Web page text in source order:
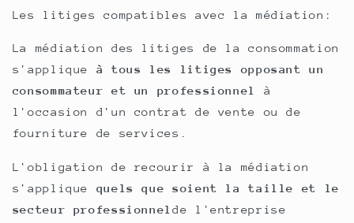
Les litiges compatibles avec la médiation:
La médiation des litiges de la consommation
s'applique à tous les litiges opposant un
consommateur et un professionnel
à
l'occasion d'un contrat de vente ou de
fourniture de services.
L'obligation de recourir à la médiation
s'applique quels que soient la taille et le
secteur professionnel de l'entreprise